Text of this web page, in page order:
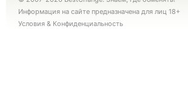
Информация на сайте предназначена для лиц 18+
Условия & Конфиденциальность